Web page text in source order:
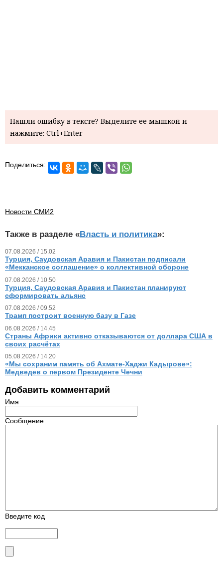
Нашли ошибку в тексте? Выделите ее мышкой и
нажмите: Ctrl+Enter
Поделиться:
Новости СМИ2
Также в разделе «Власть и политика»:
07.08.2026 / 15.02
Турция, Саудовская Аравия и Пакистан подписали
«Мекканское соглашение» о коллективной обороне
07.08.2026 / 10.50
Турция, Саудовская Аравия и Пакистан планируют
сформировать альянс
07.08.2026 / 09.52
Трамп построит военную базу в Газе
06.08.2026 / 14.45
Страны Африки активно отказываются от доллара США в
своих расчётах
05.08.2026 / 14.20
«Мы сохраним память об Ахмате-Хаджи Кадырове»:
Медведев о первом Президенте Чечни
Добавить комментарий
Имя
Сообщение
Введите код